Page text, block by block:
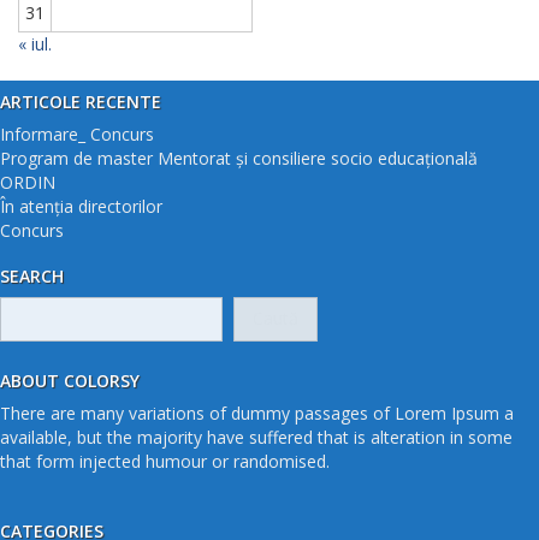
31
« iul.
ARTICOLE RECENTE
Informare_ Concurs
Program de master Mentorat și consiliere socio educațională
ORDIN
În atenția directorilor
Concurs
SEARCH
ABOUT COLORSY
There are many variations of dummy passages of Lorem Ipsum a
available, but the majority have suffered that is alteration in some
that form injected humour or randomised.
CATEGORIES